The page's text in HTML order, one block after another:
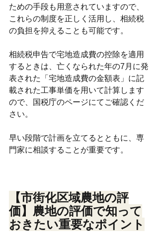
ための手段も用意されていますので、
これらの制度を正しく活用し、相続税
の負担を抑えることも可能です。
相続税申告で宅地造成費の控除を適用
するときは、亡くなられた年の7月に発
表された「宅地造成費の金額表」に記
載された工事単価を用いて計算します
ので、国税庁のページにてご確認くだ
さい。
早い段階で計画を立てるとともに、専
門家に相談することが重要です。
【市街化区域農地の評
価】農地の評価で知って
おきたい重要なポイント